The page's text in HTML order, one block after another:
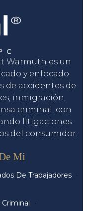
Warmuth es un
y enfocado
de accidentes de
inmigración,
criminal, con
litigaciones
del consumidor.
Mi
De Trabajadores